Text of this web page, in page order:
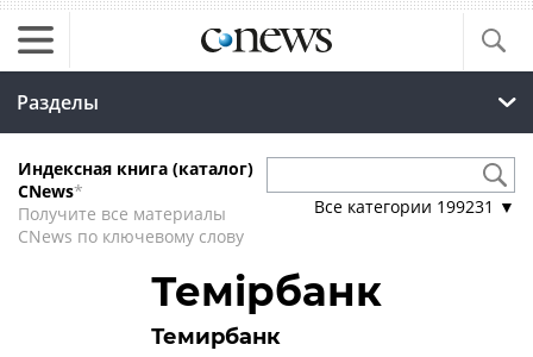
Разделы
Индексная книга (каталог)
CNews*
Получите все материалы
CNews по ключевому слову
Все категории 199231 ▼
Темірбанк
Темирбанк